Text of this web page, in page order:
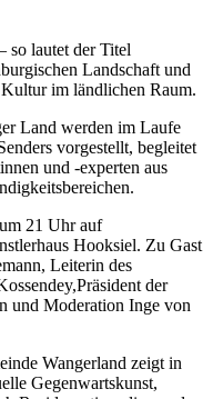
lautet der Titel
Landschaft und
im ländlichen Raum.
Land werden im Laufe
vorgestellt, begleitet
und -experten aus
21 Uhr auf
Hooksiel. Zu Gast
Leiterin des
der
und Moderation Inge von
Wangerland zeigt in
Gegenwartskunst,